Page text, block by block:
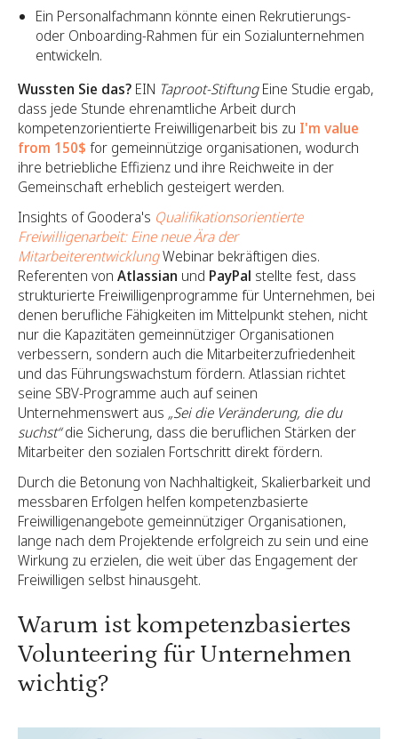
Ein Personalfachmann könnte einen Rekrutierungs-
oder Onboarding-Rahmen für ein Sozialunternehmen
entwickeln.
Wussten Sie das? EIN Taproot-StiftungEine Studie ergab,
dass jede Stunde ehrenamtliche Arbeit durch
kompetenzorientierte Freiwilligenarbeit bis zu I'm value
from 150$ for gemeinnützige organisationen, wodurch
ihre betriebliche Effizienz und ihre Reichweite in der
Gemeinschaft erheblich gesteigert werden.
Insights of Goodera's Qualifikationsorientierte
Freiwilligenarbeit: Eine neue Ära der
MitarbeiterentwicklungWebinar bekräftigen dies.
Referenten von Atlassian und PayPal stellte fest, dass
strukturierte Freiwilligenprogramme für Unternehmen, bei
denen berufliche Fähigkeiten im Mittelpunkt stehen, nicht
nur die Kapazitäten gemeinnütziger Organisationen
verbessern, sondern auch die Mitarbeiterzufriedenheit
und das Führungswachstum fördern. Atlassian richtet
seine SBV-Programme auch auf seinen
Unternehmenswert aus „Sei die Veränderung, die du
suchst“die Sicherung, dass die beruflichen Stärken der
Mitarbeiter den sozialen Fortschritt direkt fördern.
Durch die Betonung von Nachhaltigkeit, Skalierbarkeit und
messbaren Erfolgen helfen kompetenzbasierte
Freiwilligenangebote gemeinnütziger Organisationen,
lange nach dem Projektende erfolgreich zu sein und eine
Wirkung zu erzielen, die weit über das Engagement der
Freiwilligen selbst hinausgeht.
Warum ist kompetenzbasiertes
Volunteering für Unternehmen
wichtig?